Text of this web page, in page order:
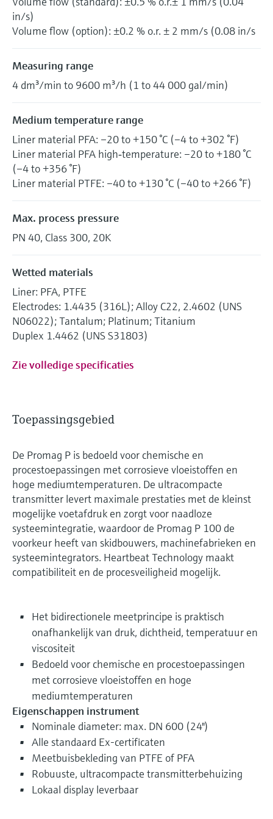
in/s)
Volume flow (option): ±0.2 % o.r. ± 2 mm/s (0.08 in/s
Measuring range
4 dm³/min to 9600 m³/h (1 to 44 000 gal/min)
Medium temperature range
Liner material PFA: –20 to +150 °C (–4 to +302 °F)
Liner material PFA high‐temperature: –20 to +180 °C
(–4 to +356 °F)
Liner material PTFE: –40 to +130 °C (–40 to +266 °F)
Max. process pressure
PN 40, Class 300, 20K
Wetted materials
Liner: PFA, PTFE
Electrodes: 1.4435 (316L); Alloy C22, 2.4602 (UNS
N06022); Tantalum; Platinum; Titanium
Duplex 1.4462 (UNS S31803)
Zie volledige specificaties
Toepassingsgebied
De Promag P is bedoeld voor chemische en
procestoepassingen met corrosieve vloeistoffen en
hoge mediumtemperaturen. De ultracompacte
transmitter levert maximale prestaties met de kleinst
mogelijke voetafdruk en zorgt voor naadloze
systeemintegratie, waardoor de Promag P 100 de
voorkeur heeft van skidbouwers, machinefabrieken en
systeemintegrators. Heartbeat Technology maakt
compatibiliteit en de procesveiligheid mogelijk.
Het bidirectionele meetprincipe is praktisch
onafhankelijk van druk, dichtheid, temperatuur en
viscositeit
Bedoeld voor chemische en procestoepassingen
met corrosieve vloeistoffen en hoge
mediumtemperaturen
Eigenschappen instrument
Nominale diameter: max. DN 600 (24")
Alle standaard Ex-certificaten
Meetbuisbekleding van PTFE of PFA
Robuuste, ultracompacte transmitterbehuizing
Lokaal display leverbaar